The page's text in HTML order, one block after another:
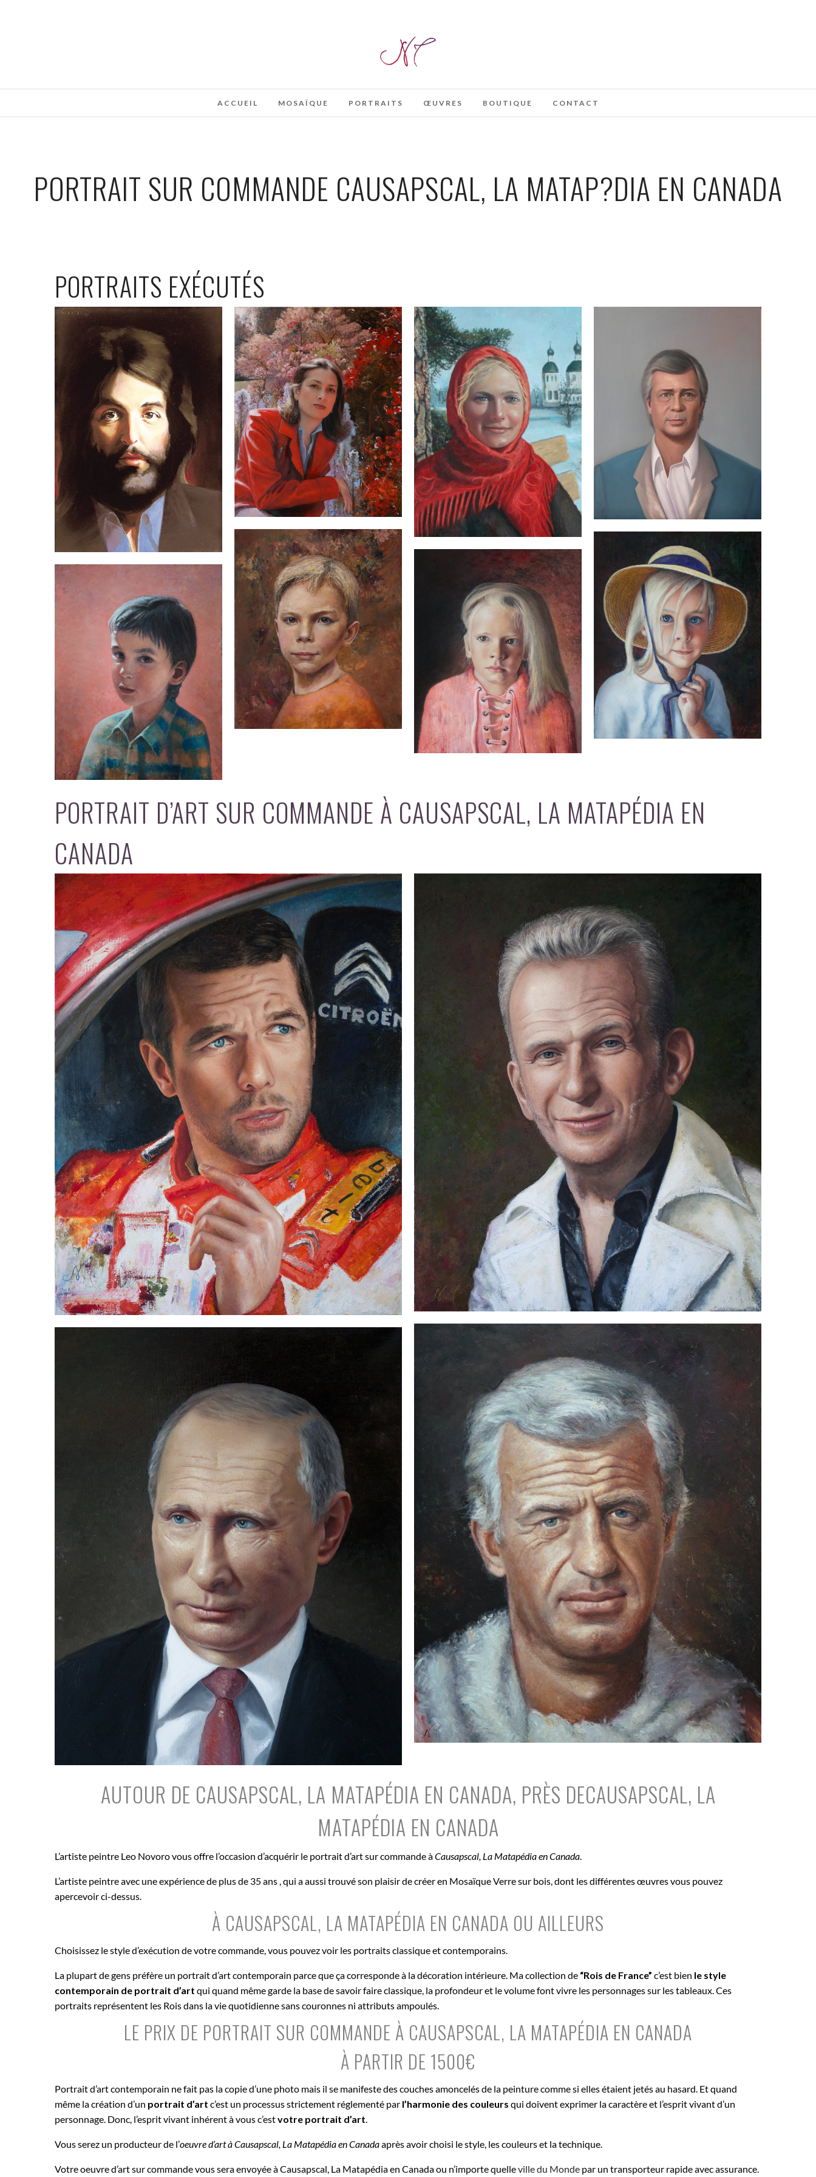
ACCUEIL MOSAÏQUE PORTRAITS ŒUVRES BOUTIQUE CONTACT
PORTRAIT SUR COMMANDE CAUSAPSCAL, LA MATAP?DIA EN CANADA
PORTRAITS EXÉCUTÉS
PORTRAIT D’ART SUR COMMANDE À CAUSAPSCAL, LA MATAPÉDIA EN
CANADA
AUTOUR DE CAUSAPSCAL, LA MATAPÉDIA EN CANADA, PRÈS DECAUSAPSCAL, LA
MATAPÉDIA EN CANADA
L’artiste peintre Leo Novoro vous offre l’occasion d’acquérir le portrait d’art sur commande àCausapscal, La Matapédia en Canada
L’artiste peintre avec une expérience de plus de 35 ans , qui a aussi trouvé son plaisir de créer en Mosaïque Verre sur bois, dont les différentes œuvres vous pouvez
apercevoir ci-dessus.
À CAUSAPSCAL, LA MATAPÉDIA EN CANADA OU AILLEURS
Choisissez le style d’exécution de votre commande, vous pouvez voir les portraits classique et contemporains.
La plupart de gens préfère un portrait d’art contemporain parce que ça corresponde à la décoration intérieure. Ma collection de “Rois de France” c’est bien le style
contemporain de portrait d’art qui quand même garde la base de savoir faire classique, la profondeur et le volume font vivre les personnages sur les tableaux. Ces
portraits représentent les Rois dans la vie quotidienne sans couronnes ni attributs ampoulés.
LE PRIX DE PORTRAIT SUR COMMANDE À CAUSAPSCAL, LA MATAPÉDIA EN CANADA
À PARTIR DE 1500€
Portrait d’art contemporain ne fait pas la copie d’une photo mais il se manifeste des couches amoncelés de la peinture comme si elles étaient jetés au hasard. Et quand
même la création d’un portrait d’art c’est un processus strictement réglementé par l’harmonie des couleurs qui doivent exprimer la caractère et l’esprit vivant d’un
personnage. Donc, l’esprit vivant inhérent à vous c’estvotre portrait d’art
Vous serez un producteur de l’oeuvre d’art àCausapscal, La Matapédia en Canadaaprès avoir choisi le style, les couleurs et la technique.
Votre oeuvre d’art sur commande vous sera envoyée à Causapscal, La Matapédia en Canada ou n’importe quelleville du Monde par un transporteur rapide avec assurance.